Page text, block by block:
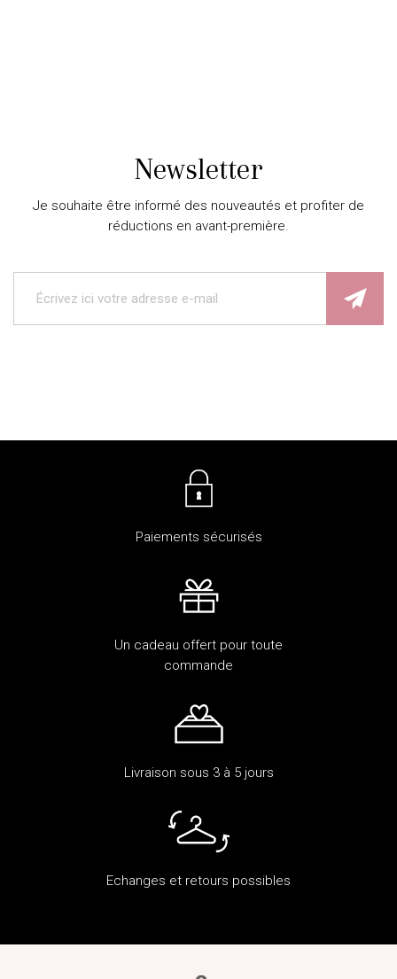
Newsletter
Je souhaite être informé des nouveautés et profiter de
réductions en avant-première.
Paiements sécurisés
Un cadeau offert pour toute
commande
Livraison sous 3 à 5 jours
Echanges et retours possibles